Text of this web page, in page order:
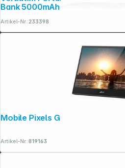
Bank 5000mAh
Artikel-Nr.:233398
Mobile Pixels
Artikel-Nr.:819163